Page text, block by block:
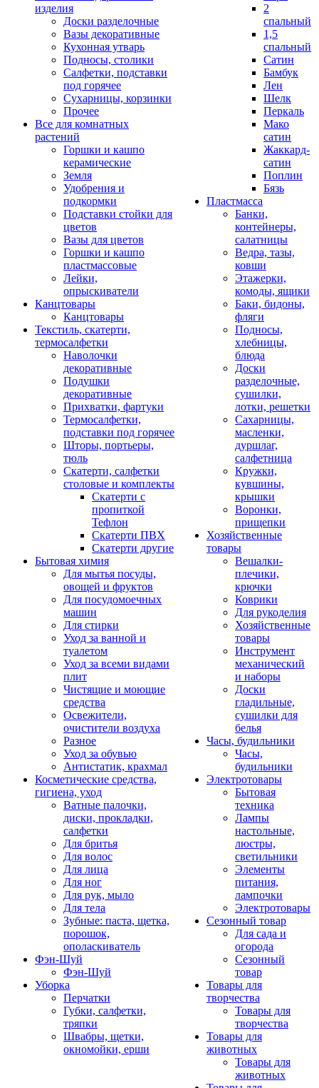
изделия
Доски разделочные
Вазы декоративные
Кухонная утварь
Подносы, столики
Салфетки, подставки
под горячее
Сухарницы, корзинки
Прочее
Все для комнатных
растений
Горшки и кашпо
керамические
Земля
Удобрения и
подкормки
Подставки стойки для
цветов
Вазы для цветов
Горшки и кашпо
пластмассовые
Лейки,
опрыскиватели
Канцтовары
Канцтовары
Текстиль, скатерти,
термосалфетки
Наволочки
декоративные
Подушки
декоративные
Прихватки, фартуки
Термосалфетки,
подставки под горячее
Шторы, портьеры,
тюль
Скатерти, салфетки
столовые и комплекты
Скатерти с
пропиткой
Тефлон
Скатерти ПВХ
Скатерти другие
Бытовая химия
Для мытья посуды,
овощей и фруктов
Для посудомоечных
машин
Для стирки
Уход за ванной и
туалетом
Уход за всеми видами
плит
Чистящие и моющие
средства
Освежители,
очистители воздуха
Разное
Уход за обувью
Антистатик, крахмал
Косметические средства,
гигиена, уход
Ватные палочки,
диски, прокладки,
салфетки
Для бритья
Для волос
Для лица
Для ног
Для рук, мыло
Для тела
Зубные: паста, щетка,
порошок,
ополаскиватель
Фэн-Шуй
Фэн-Шуй
Уборка
Перчатки
Губки, салфетки,
тряпки
Швабры, щетки,
окномойки, ерши
2
спальный
1,5
спальный
Сатин
Бамбук
Лен
Шелк
Перкаль
Мако
сатин
Жаккард-
сатин
Поплин
Бязь
Пластмасса
Банки,
контейнеры,
салатницы
Ведра, тазы,
ковши
Этажерки,
комоды, ящики
Баки, бидоны,
фляги
Подносы,
хлебницы,
блюда
Доски
разделочные,
сушилки,
лотки, решетки
Сахарницы,
масленки,
дуршлаг,
салфетница
Кружки,
кувшины,
крышки
Воронки,
прищепки
Хозяйственные
товары
Вешалки-
плечики,
крючки
Коврики
Для рукоделия
Хозяйственные
товары
Инструмент
механический
и наборы
Доски
гладильные,
сушилки для
белья
Часы, будильники
Часы,
будильники
Электротовары
Бытовая
техника
Лампы
настольные,
люстры,
светильники
Элементы
питания,
лампочки
Электротовары
Сезонный товар
Для сада и
огорода
Сезонный
товар
Товары для
творчества
Товары для
творчества
Товары для
животных
Товары для
животных